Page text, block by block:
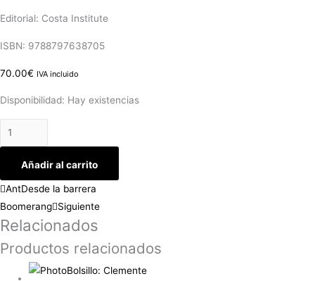
Editorial: Costa Institute
ISBN: 9788797638705
70.00€ IVA incluido
Disponibilidad: Hay existencias
Añadir al carrito
AntDesde la barrera
Boomerang Siguiente
Relacionados
Productos relacionados